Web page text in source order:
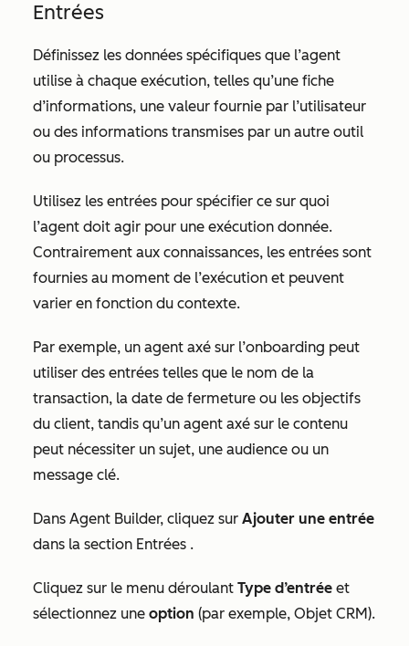
Entrées
Définissez les données spécifiques que l’agent
utilise à chaque exécution, telles qu’une fiche
d’informations, une valeur fournie par l’utilisateur
ou des informations transmises par un autre outil
ou processus.
Utilisez les entrées pour spécifier ce sur quoi
l’agent doit agir pour une exécution donnée.
Contrairement aux connaissances, les entrées sont
fournies au moment de l’exécution et peuvent
varier en fonction du contexte.
Par exemple, un agent axé sur l’onboarding peut
utiliser des entrées telles que le nom de la
transaction, la date de fermeture ou les objectifs
du client, tandis qu’un agent axé sur le contenu
peut nécessiter un sujet, une audience ou un
message clé.
Dans Agent Builder, cliquez sur Ajouter une entrée
dans la section Entrées .
Cliquez sur le menu déroulant Type d’entrée et
sélectionnez une option (par exemple, Objet CRM).